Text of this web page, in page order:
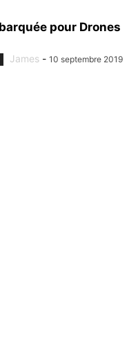
pour Drones
James - 10 septembre 2019